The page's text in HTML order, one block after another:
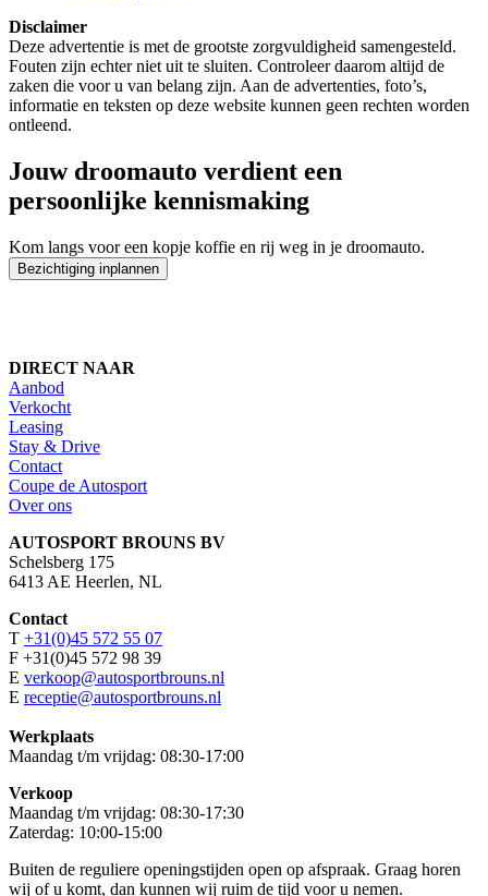
Disclaimer
Deze advertentie is met de grootste zorgvuldigheid samengesteld.
Fouten zijn echter niet uit te sluiten. Controleer daarom altijd de
zaken die voor u van belang zijn. Aan de advertenties, foto’s,
informatie en teksten op deze website kunnen geen rechten worden
ontleend.
Jouw droomauto verdient een
persoonlijke kennismaking
Kom langs voor een kopje koffie en rij weg in je droomauto.
Bezichtiging inplannen
DIRECT NAAR
Aanbod
Verkocht
Leasing
Stay & Drive
Contact
Coupe de Autosport
Over ons
AUTOSPORT BROUNS BV
Schelsberg 175
6413 AE Heerlen, NL
Contact
T +31(0)45 572 55 07
F +31(0)45 572 98 39
E verkoop@autosportbrouns.nl
E receptie@autosportbrouns.nl
Werkplaats
Maandag t/m vrijdag: 08:30-17:00
Verkoop
Maandag t/m vrijdag: 08:30-17:30
Zaterdag: 10:00-15:00
Buiten de reguliere openingstijden open op afspraak. Graag horen
wij of u komt, dan kunnen wij ruim de tijd voor u nemen.